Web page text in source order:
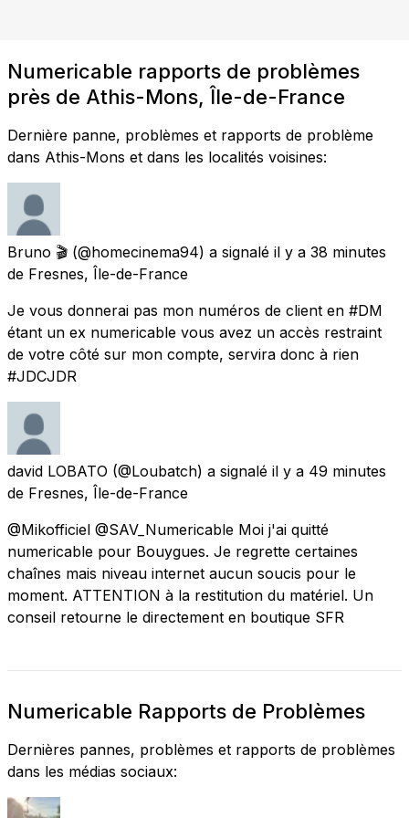
Numericable rapports de problèmes
près de Athis-Mons, Île-de-France
Dernière panne, problèmes et rapports de problème
dans Athis-Mons et dans les localités voisines:
Bruno 🎬 (@homecinema94) a signalé il y a 38 minutes
de Fresnes, Île-de-France
Je vous donnerai pas mon numéros de client en #DM
étant un ex numericable vous avez un accès restraint
de votre côté sur mon compte, servira donc à rien
#JDCJDR
david LOBATO (@Loubatch) a signalé il y a 49 minutes
de Fresnes, Île-de-France
@Mikofficiel @SAV_Numericable Moi j'ai quitté
numericable pour Bouygues. Je regrette certaines
chaînes mais niveau internet aucun soucis pour le
moment. ATTENTION à la restitution du matériel. Un
conseil retourne le directement en boutique SFR
Numericable Rapports de Problèmes
Dernières pannes, problèmes et rapports de problèmes
dans les médias sociaux: